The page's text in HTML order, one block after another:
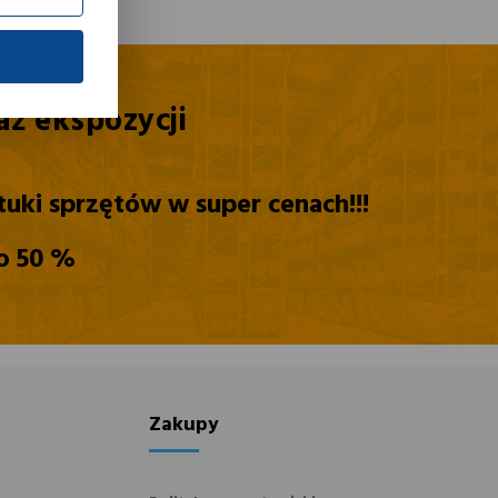
partnerami
nasze
ekspozycji
sprzętów w super cenach!!!
50 %
Zakupy